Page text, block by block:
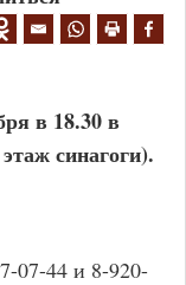
в 18.30 в
синагоги).
07-44 и 8-920-